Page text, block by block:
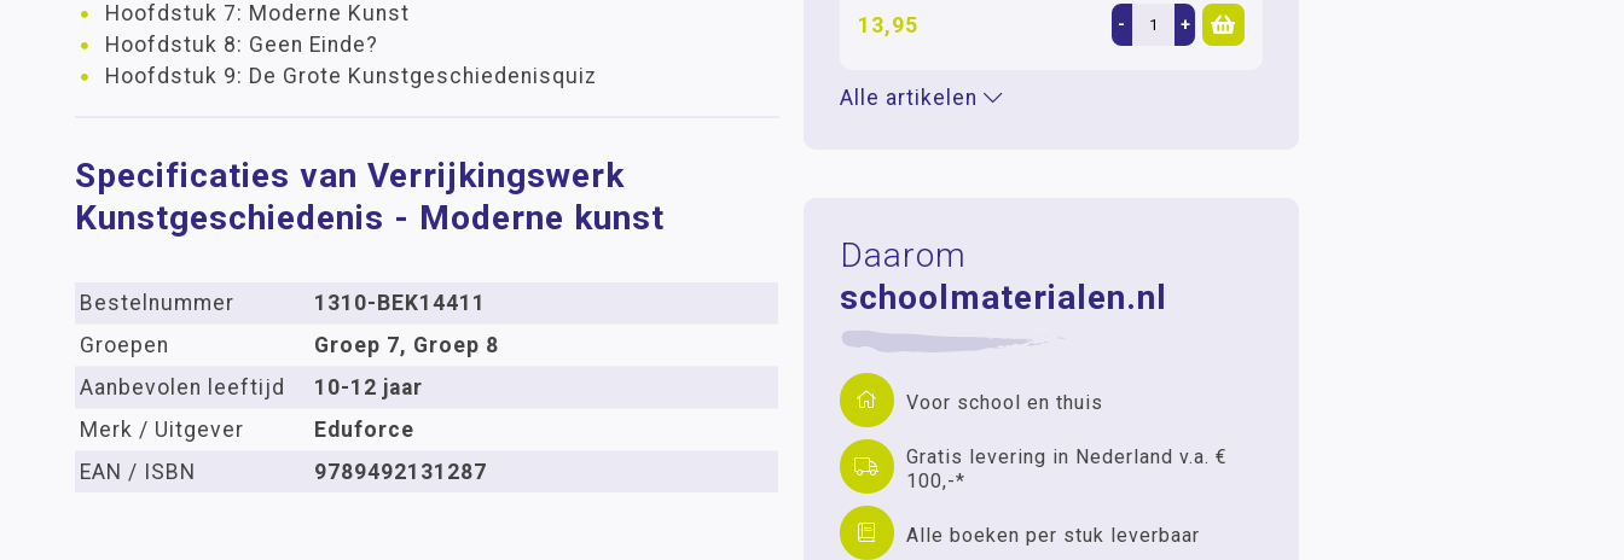
13,95 - +
Alle artikelen
Daarom
schoolmaterialen.nl
Voor school en thuis
Gratis levering in Nederland v.a. €
100,-*
Alle boeken per stuk leverbaar
Hoofdstuk 7: Moderne Kunst
Hoofdstuk 8: Geen Einde?
Hoofdstuk 9: De Grote Kunstgeschiedenisquiz
Specificaties van Verrijkingswerk
Kunstgeschiedenis - Moderne kunst
Bestelnummer
1310-BEK14411
Groepen
Groep 7, Groep 8
Aanbevolen leeftijd
10-12 jaar
Merk / Uitgever
Eduforce
EAN / ISBN
9789492131287